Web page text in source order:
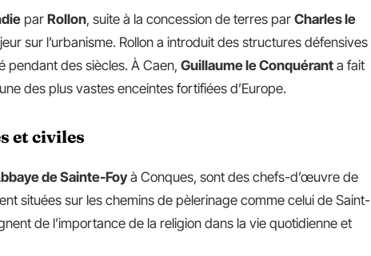
par Rollon, suite à la concession de terres par Charles le
sur l’urbanisme. Rollon a introduit des structures défensives
pendant des siècles. À Caen, Guillaume le Conquérant a fait
des plus vastes enceintes fortifiées d’Europe.
et civiles
de Sainte-Foyà Conques, sont des chefs-d’œuvre de
situées sur les chemins de pèlerinage comme celui de Saint-
de l’importance de la religion dans la vie quotidienne et